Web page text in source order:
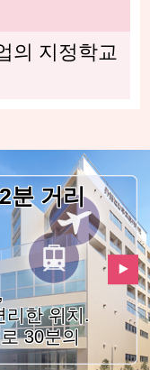
의 지정학교
분 거리
리한 위치.
30분의